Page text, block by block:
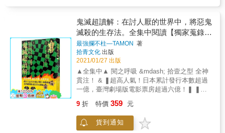
震撼人心的力量。──淳久堂（名古屋店） &
究需求的人 ~ 因為電視劇、歷史小說、遊戲等
作品，而對日本歷史感興趣的人 ~ 想創作以日
本古代為背景的作品的人 本書都能對你有所助
益！
時事連動，引領大眾省思社會面對「異質者＝
鬼」時應懷抱的寬容態度。 ★ 由日本知名歷史
學者、《天地人》《軍師官兵衛》《麒麟來
了》等多部大河劇時代考證專家
&mdash;&mdash;小和田哲男教授，擔任本書
總監修。 ★ 全書收錄五十餘幅彩色＋黑白古典
圖繪，盡覽日本歷史傳說中的鬼魅靈物形象演
變。 【書中登場的鬼與滅鬼者】 最早的阿用鄉
之鬼、愛吃女人的「鬼一口」、「真實版手
鬼」兩面宿儺、「真實版黑死牟」役小角、
吞童子、「真實版愈史郎」鬼之子小綱，還有
珠世、蛇鬼、食人佛等，以及，「真實版的萬
鬼剋星繼國緣壹」⋯⋯ 【日本庶民史中的真實
武士不僅包含幕府的家臣團，也有全國大小諸
藩高達280家的大名，以及各大名在江戶宅邸任
職的家臣們。 & 本書作者笹間良彥，堪稱是日
本甲冑研究第一人。笹間良彥自30歲起便行腳
遍覽全國各地，大量且多方採集武具、風俗等
第一手資料，窮畢生考究之功鎔鑄在晚年著
述，寫就多達60本歷史學、民俗學等涉足多個
領域之相關著書和論文。 & 笹間良彥的研究精
道之處在於他尤擅繪畫，能夠從龐雜的資料之
中理出脈絡，通過插畫的形式補充文字描述不
角度、多道層次傳承日本的文化。 & 本書為復
刻版日本文化圖典第二輯，書中以「江戶武
鬼滅超讀解：在討人厭的世界中，將惡鬼
滅殺的生存法。全集中閱讀【獨家蒐錄：
《鬼滅之刃》動漫的真實世界，感受大正
時代下的浪漫臺日文化】
最強攔不柱—TAMON 著
拾青文化 出版
2021/01/27 出版
▲全集中▲ 閱之呼吸 &mdash; 拾壹之型 全神
貫注！ & ❚超高人氣！日本累計發行本數超過
一億，臺灣劇場版電影票房超過六億！❚ ❚首
證書❚ ❚購書有機會抽中「日本直送‧空運來臺‧
官方限量」贈品❚ & ◆鬼滅愛好者、隊士必攜
之書！ ◆楊錦昌教授（輔仁大學日文系教
9 折 特價 359 元
貨到通知